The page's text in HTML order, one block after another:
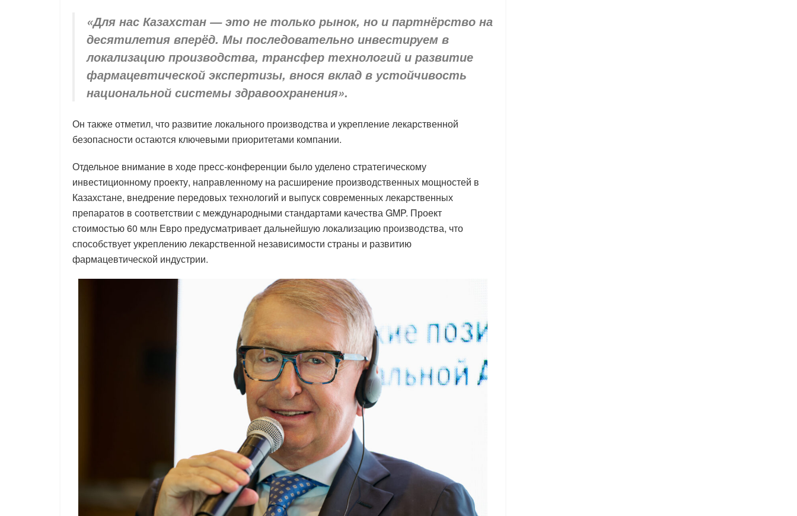
«Для нас Казахстан — это не только рынок, но и партнёрство на
десятилетия вперёд. Мы последовательно инвестируем в
локализацию производства, трансфер технологий и развитие
фармацевтической экспертизы, внося вклад в устойчивость
национальной системы здравоохранения».
Он также отметил, что развитие локального производства и укрепление лекарственной
безопасности остаются ключевыми приоритетами компании.
Отдельное внимание в ходе пресс-конференции было уделено стратегическому
инвестиционному проекту, направленному на расширение производственных мощностей в
Казахстане, внедрение передовых технологий и выпуск современных лекарственных
препаратов в соответствии с международными стандартами качества GMP. Проект
стоимостью 60 млн Евро предусматривает дальнейшую локализацию производства, что
способствует укреплению лекарственной независимости страны и развитию
фармацевтической индустрии.